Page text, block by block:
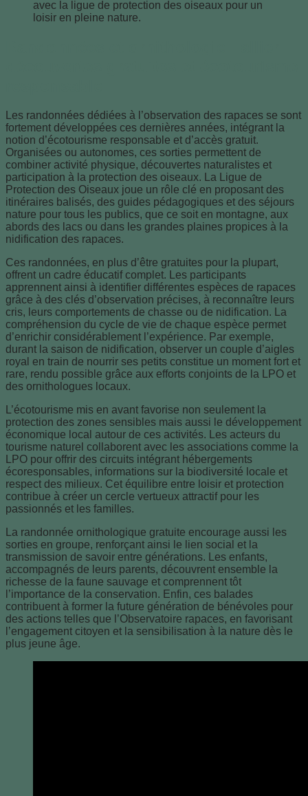
Les randonnées dédiées à l’observation des rapaces se sont
fortement développées ces dernières années, intégrant la
notion d’écotourisme responsable et d’accès gratuit.
Organisées ou autonomes, ces sorties permettent de
combiner activité physique, découvertes naturalistes et
participation à la protection des oiseaux. La Ligue de
Protection des Oiseaux joue un rôle clé en proposant des
itinéraires balisés, des guides pédagogiques et des séjours
nature pour tous les publics, que ce soit en montagne, aux
abords des lacs ou dans les grandes plaines propices à la
nidification des rapaces.
Ces randonnées, en plus d’être gratuites pour la plupart,
offrent un cadre éducatif complet. Les participants
apprennent ainsi à identifier différentes espèces de rapaces
grâce à des clés d’observation précises, à reconnaître leurs
cris, leurs comportements de chasse ou de nidification. La
compréhension du cycle de vie de chaque espèce permet
d’enrichir considérablement l’expérience. Par exemple,
durant la saison de nidification, observer un couple d’aigles
royal en train de nourrir ses petits constitue un moment fort et
rare, rendu possible grâce aux efforts conjoints de la LPO et
des ornithologues locaux.
L’écotourisme mis en avant favorise non seulement la
protection des zones sensibles mais aussi le développement
économique local autour de ces activités. Les acteurs du
tourisme naturel collaborent avec les associations comme la
LPO pour offrir des circuits intégrant hébergements
écoresponsables, informations sur la biodiversité locale et
respect des milieux. Cet équilibre entre loisir et protection
contribue à créer un cercle vertueux attractif pour les
passionnés et les familles.
La randonnée ornithologique gratuite encourage aussi les
sorties en groupe, renforçant ainsi le lien social et la
transmission de savoir entre générations. Les enfants,
accompagnés de leurs parents, découvrent ensemble la
richesse de la faune sauvage et comprennent tôt
l’importance de la conservation. Enfin, ces balades
contribuent à former la future génération de bénévoles pour
des actions telles que l’Observatoire rapaces, en favorisant
l’engagement citoyen et la sensibilisation à la nature dès le
plus jeune âge.